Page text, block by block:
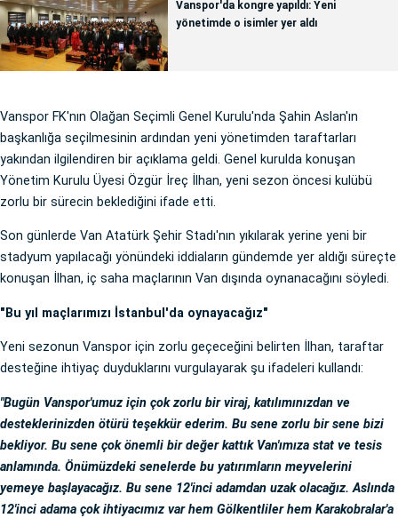
Vanspor'da kongre yapıldı: Yeni
yönetimde o isimler yer aldı
Vanspor FK'nın Olağan Seçimli Genel Kurulu'nda Şahin Aslan'ın
başkanlığa seçilmesinin ardından yeni yönetimden taraftarları
yakından ilgilendiren bir açıklama geldi. Genel kurulda konuşan
Yönetim Kurulu Üyesi Özgür İreç İlhan, yeni sezon öncesi kulübü
zorlu bir sürecin beklediğini ifade etti.
Son günlerde Van Atatürk Şehir Stadı'nın yıkılarak yerine yeni bir
stadyum yapılacağı yönündeki iddiaların gündemde yer aldığı süreçte
konuşan İlhan, iç saha maçlarının Van dışında oynanacağını söyledi.
"Bu yıl maçlarımızı İstanbul'da oynayacağız"
Yeni sezonun Vanspor için zorlu geçeceğini belirten İlhan, taraftar
desteğine ihtiyaç duyduklarını vurgulayarak şu ifadeleri kullandı:
"Bugün Vanspor'umuz için çok zorlu bir viraj, katılımınızdan ve
desteklerinizden ötürü teşekkür ederim. Bu sene zorlu bir sene bizi
bekliyor. Bu sene çok önemli bir değer kattık Van'ımıza stat ve tesis
anlamında. Önümüzdeki senelerde bu yatırımların meyvelerini
yemeye başlayacağız. Bu sene 12'inci adamdan uzak olacağız. Aslında
12'inci adama çok ihtiyacımız var hem Gölkentliler hem Karakobralar'a